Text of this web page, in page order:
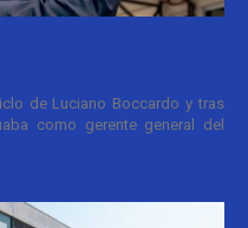
de Luciano Boccardo y tras
como gerente general del